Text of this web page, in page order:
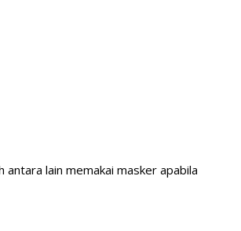
lain memakai masker apabila